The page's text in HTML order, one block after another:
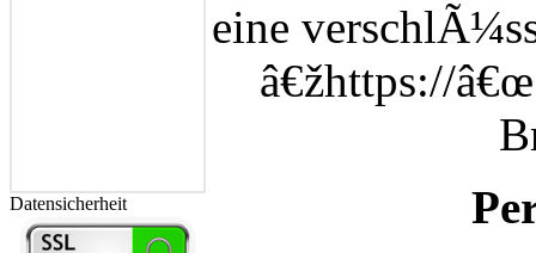
Datensicherheit
eine
â€žhttps://